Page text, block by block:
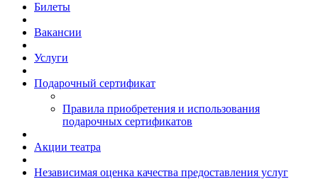
Билеты
Вакансии
Услуги
Подарочный сертификат
Правила приобретения и использования
подарочных сертификатов
Акции театра
Независимая оценка качества предоставления услуг